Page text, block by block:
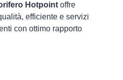
Hotpoint offre
efficiente e servizi
con ottimo rapporto